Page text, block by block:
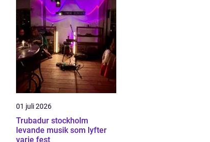
01 juli 2026
Trubadur stockholm
levande musik som lyfter
varje fest